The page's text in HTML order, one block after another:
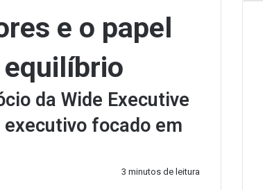
e o papel
equilíbrio
da Wide Executive
focado em
3 minutos de leitura